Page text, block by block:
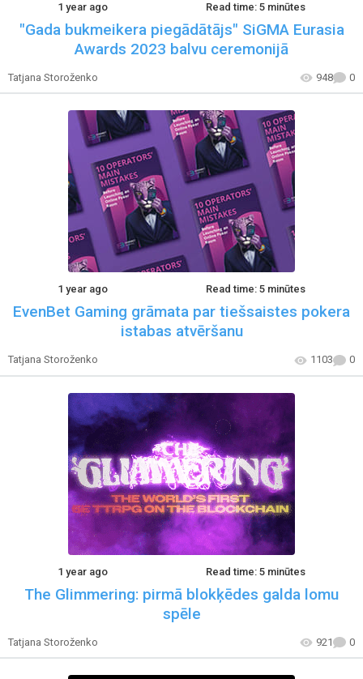
1 year ago Read time: 5 minūtes
"Gada bukmeikera piegādātājs" SiGMA Eurasia
Awards 2023 balvu ceremonijā
Tatjana Storoženko 948 0
1 year ago Read time: 5 minūtes
EvenBet Gaming grāmata par tiešsaistes pokera
istabas atvēršanu
Tatjana Storoženko 1103 0
1 year ago Read time: 5 minūtes
The Glimmering: pirmā blokķēdes galda lomu
spēle
Tatjana Storoženko 921 0